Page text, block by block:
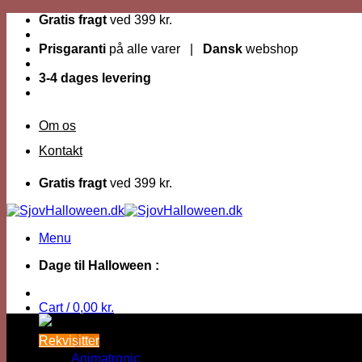
Fortsæt
indhold
Gratis fragt ved 399 kr.
Prisgaranti på alle varer | Dansk webshop
3-4 dages levering
Om os
Kontakt
Gratis fragt ved 399 kr.
Menu
Dage til Halloween :
Cart /0,00 kr.
Rekvisitter
Animatronic